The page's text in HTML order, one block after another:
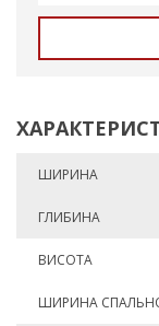
ШИРИНА
ГЛИБИНА
ВИСОТА
ШИРИНА